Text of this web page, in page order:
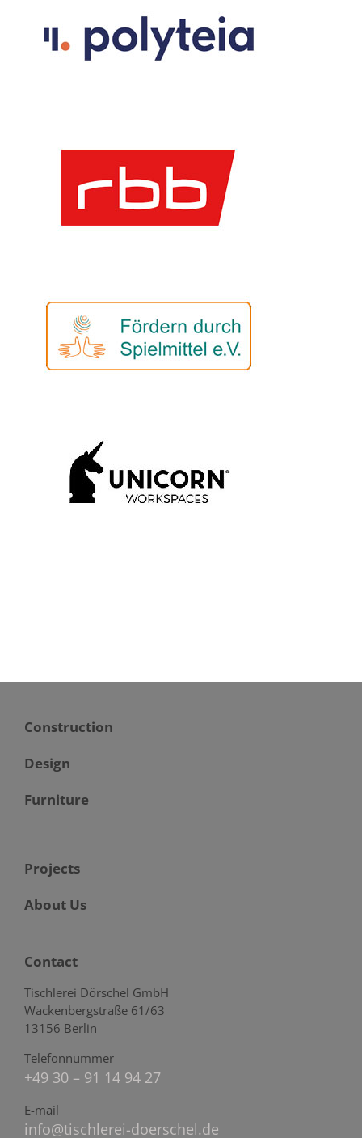
Construction
Design
Furniture
Projects
About Us
Contact
Tischlerei Dörschel GmbH
Wackenbergstraße 61/63
13156 Berlin
Telefonnummer
+49 30 – 91 14 94 27
E-mail
info@tischlerei-doerschel.de